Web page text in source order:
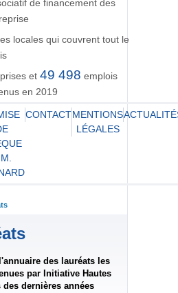
de financement des
locales qui couvrent tout le
et 49 498 emplois
en 2019
CONTACTMENTIONS
LÉGALES
des lauréats les
par Initiative Hautes
dernières années